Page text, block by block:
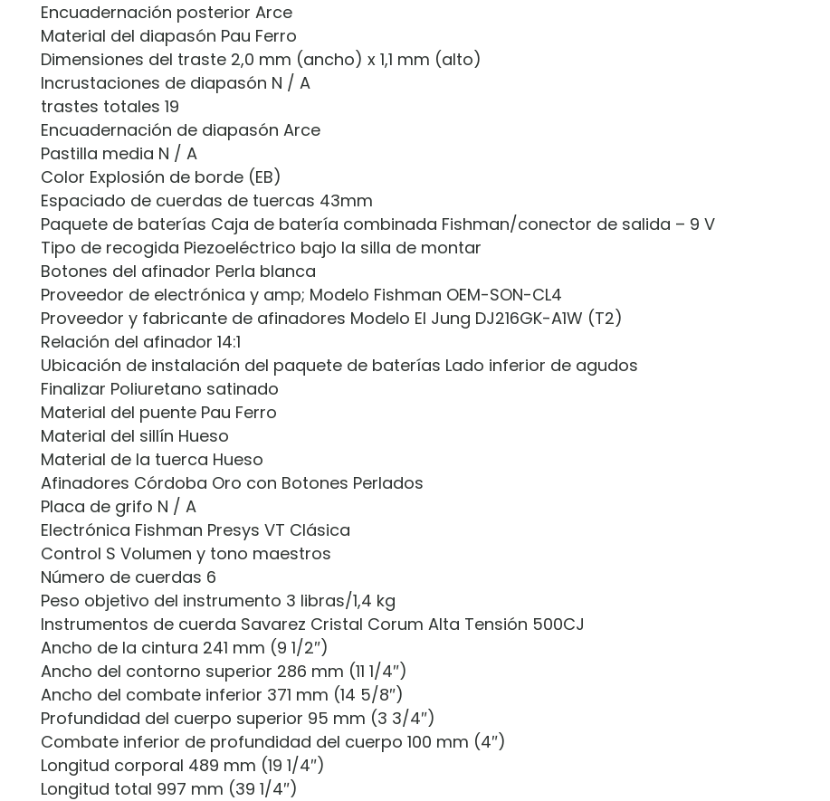
Encuadernación posterior Arce
Material del diapasón Pau Ferro
Dimensiones del traste 2,0 mm (ancho) x 1,1 mm (alto)
Incrustaciones de diapasón N / A
trastes totales 19
Encuadernación de diapasón Arce
Pastilla media N / A
Color Explosión de borde (EB)
Espaciado de cuerdas de tuercas 43mm
Paquete de baterías Caja de batería combinada Fishman/conector de salida – 9 V
Tipo de recogida Piezoeléctrico bajo la silla de montar
Botones del afinador Perla blanca
Proveedor de electrónica y amp; Modelo Fishman OEM-SON-CL4
Proveedor y fabricante de afinadores Modelo El Jung DJ216GK-A1W (T2)
Relación del afinador 14:1
Ubicación de instalación del paquete de baterías Lado inferior de agudos
Finalizar Poliuretano satinado
Material del puente Pau Ferro
Material del sillín Hueso
Material de la tuerca Hueso
Afinadores Córdoba Oro con Botones Perlados
Placa de grifo N / A
Electrónica Fishman Presys VT Clásica
Control S Volumen y tono maestros
Número de cuerdas 6
Peso objetivo del instrumento 3 libras/1,4 kg
Instrumentos de cuerda Savarez Cristal Corum Alta Tensión 500CJ
Ancho de la cintura 241 mm (9 1/2″)
Ancho del contorno superior 286 mm (11 1/4″)
Ancho del combate inferior 371 mm (14 5/8″)
Profundidad del cuerpo superior 95 mm (3 3/4″)
Combate inferior de profundidad del cuerpo 100 mm (4″)
Longitud corporal 489 mm (19 1/4″)
Longitud total 997 mm (39 1/4″)